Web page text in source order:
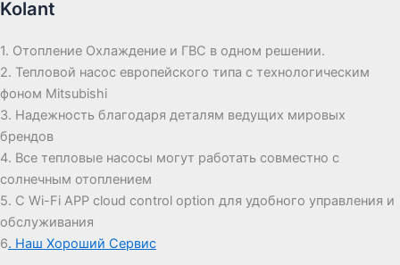
Kolant
1. Отопление Охлаждение и ГВС в одном решении.
2. Тепловой насос европейского типа с технологическим
фоном Mitsubishi
3. Надежность благодаря деталям ведущих мировых
брендов
4. Все тепловые насосы могут работать совместно с
солнечным отоплением
5. С Wi-Fi APP cloud control option для удобного управления и
обслуживания
6. Наш Хороший Сервис